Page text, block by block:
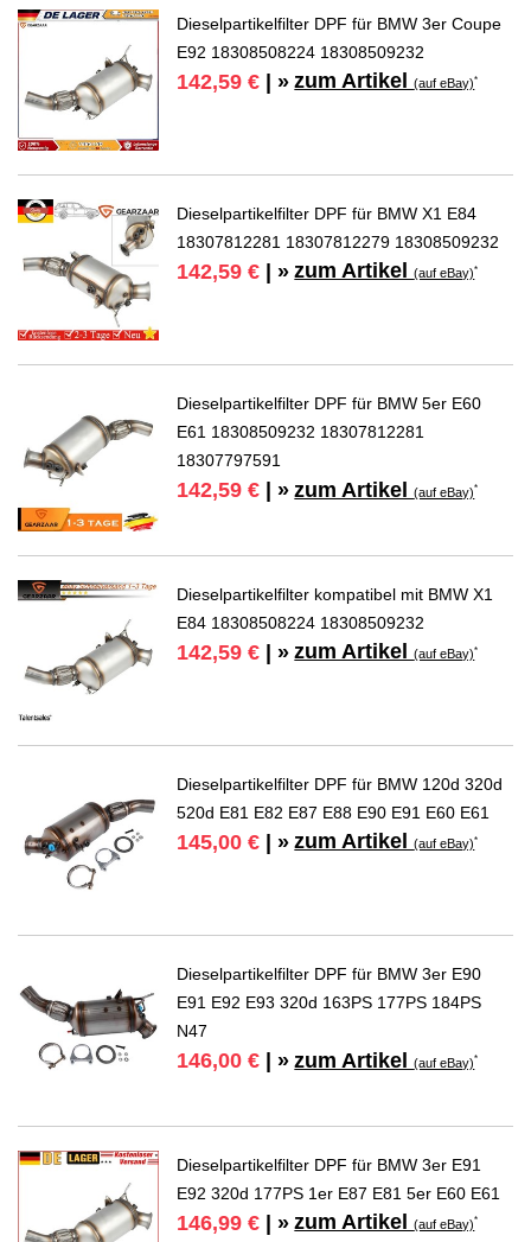
Dieselpartikelfilter DPF für BMW 3er Coupe
E92 18308508224 18308509232
142,59 € | » zum Artikel(auf eBay)*
Dieselpartikelfilter DPF für BMW X1 E84
18307812281 18307812279 18308509232
142,59 € | » zum Artikel(auf eBay)*
Dieselpartikelfilter DPF für BMW 5er E60
E61 18308509232 18307812281
18307797591
142,59 € | » zum Artikel(auf eBay)*
Dieselpartikelfilter kompatibel mit BMW X1
E84 18308508224 18308509232
142,59 € | » zum Artikel(auf eBay)*
Dieselpartikelfilter DPF für BMW 120d 320d
520d E81 E82 E87 E88 E90 E91 E60 E61
145,00 € | » zum Artikel(auf eBay)*
Dieselpartikelfilter DPF für BMW 3er E90
E91 E92 E93 320d 163PS 177PS 184PS
N47
146,00 € | » zum Artikel(auf eBay)*
Dieselpartikelfilter DPF für BMW 3er E91
E92 320d 177PS 1er E87 E81 5er E60 E61
146,99 € | » zum Artikel(auf eBay)*